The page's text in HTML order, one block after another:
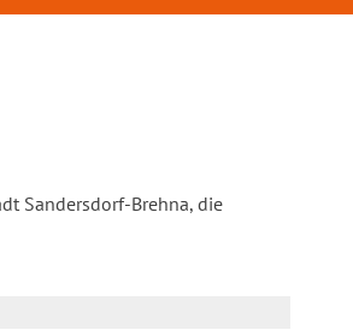
Sandersdorf-Brehna, die